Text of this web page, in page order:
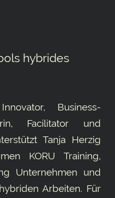
hybrides
Business-
Facilitator und
Tanja Herzig
KORU Training,
Unternehmen und
Arbeiten. Für